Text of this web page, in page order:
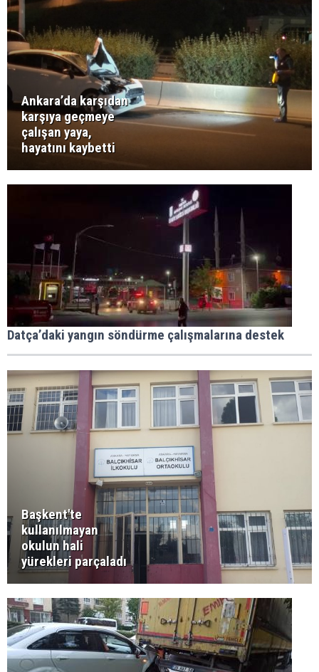
Ankara’da karşıdan
karşıya geçmeye
çalışan yaya,
hayatını kaybetti
Datça’daki yangın söndürme çalışmalarına destek
Başkent'te
kullanılmayan
okulun hali
yürekleri parçaladı